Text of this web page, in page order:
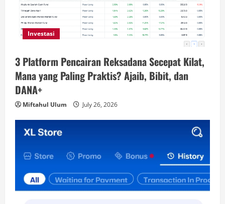
Investasi
3 Platform Pencairan Reksadana Secepat Kilat,
Mana yang Paling Praktis? Ajaib, Bibit, dan
DANA+
Miftahul Ulum July 26, 2026